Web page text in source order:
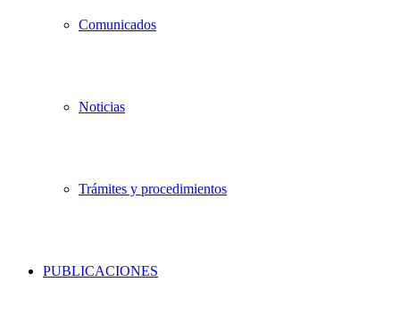
Comunicados
Noticias
Trámites y procedimientos
PUBLICACIONES